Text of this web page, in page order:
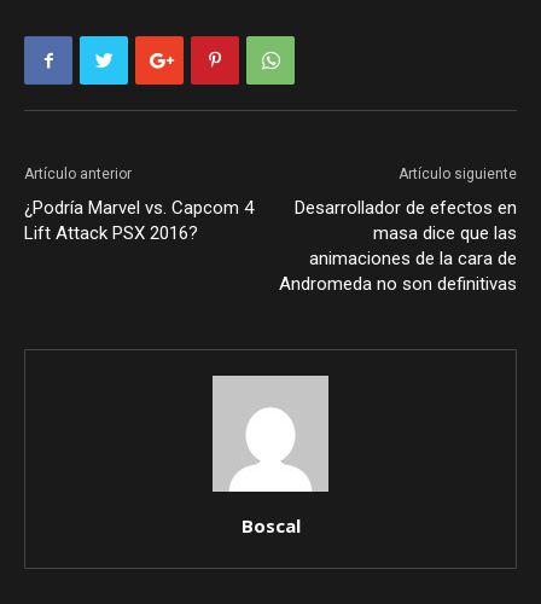
Artículo anterior
¿Podría Marvel vs. Capcom 4
Lift Attack PSX 2016?
Artículo siguiente
Desarrollador de efectos en
masa dice que las
animaciones de la cara de
Andromeda no son definitivas
Boscal